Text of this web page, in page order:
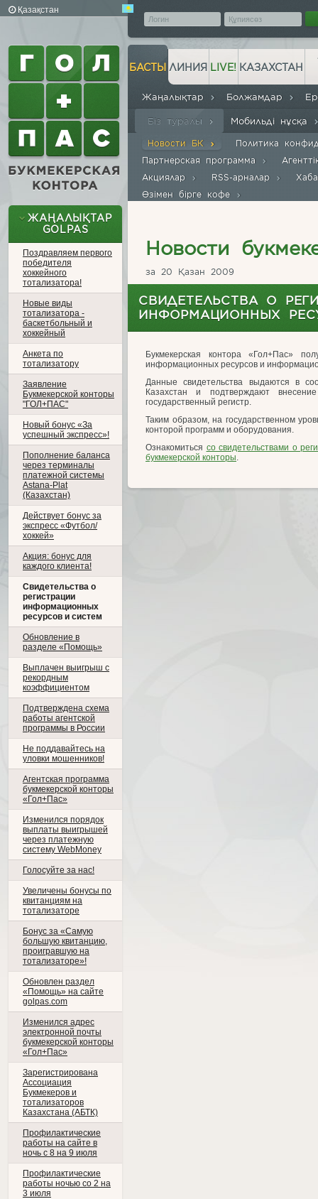
Қазақстан
ЖАҢАЛЫҚТАР
GOLPAS
Поздравляем первого
победителя
хоккейного
тотализатора!
Новые виды
тотализатора -
баскетбольный и
хоккейный
Анкета по
тотализатору
Заявление
Букмекерской конторы
"ГОЛ+ПАС"
Новый бонус «За
успешный экспресс»!
Пополнение баланса
через терминалы
платежной системы
Astana-Plat
(Казахстан)
Действует бонус за
экспресс «Футбол/
хоккей»
Акция: бонус для
каждого клиента!
Свидетельства о
регистрации
информационных
ресурсов и систем
Обновление в
разделе «Помощь»
Выплачен выигрыш с
рекордным
коэффициентом
Подтверждена схема
работы агентской
программы в России
Не поддавайтесь на
уловки мошенников!
Агентская программа
букмекерской конторы
«Гол+Пас»
Изменился порядок
выплаты выигрышей
через платежную
систему WebMoney
Голосуйте за нас!
Увеличены бонусы по
квитанциям на
тотализаторе
Бонус за «Cамую
большую квитанцию,
проигравшую на
тотализаторе»!
Обновлен раздел
«Помощь» на сайте
golpas.com
Изменился адрес
электронной почты
букмекерской конторы
«Гол+Пас»
Зарегистрирована
Ассоциация
Букмекеров и
тотализаторов
Казахстана (АБТК)
Профилактические
работы на сайте в
ночь с 8 на 9 июля
Профилактические
работы ночью со 2 на
3 июля
БАСТЫ
Жаңалықтар Болжамдар
Біз туралы
Новости БК
Политика
Партнерская программа
Акциялар
RSS-арналар
Өзімен бірге кофе
Мобильді нұсқа
ЛИНИЯ LIVE! КАЗАХСТАН
Новости
за 20 Қазан 2009
СВИДЕТЕЛЬСТВА О
ИНФОРМАЦИОННЫХ
Букмекерская контора «Гол+Пас»
информационных ресурсов и
Данные свидетельства выдаются в
Казахстан и подтверждают
государственный регистр.
Таким образом, на государственном
конторой программ и оборудования.
Ознакомиться со свидетельствами о
букмекерской конторы.